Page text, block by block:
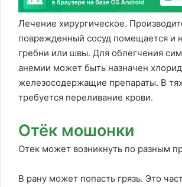
Лечение хирургическое.
поврежденный сосуд помещается и
гребни или швы. Для облегчения
анемии может быть назначен
железосодержащие препараты. В
требуется переливание крови.
Отёк мошонки
Отек может возникнуть по разным
В рану может попасть грязь. Это